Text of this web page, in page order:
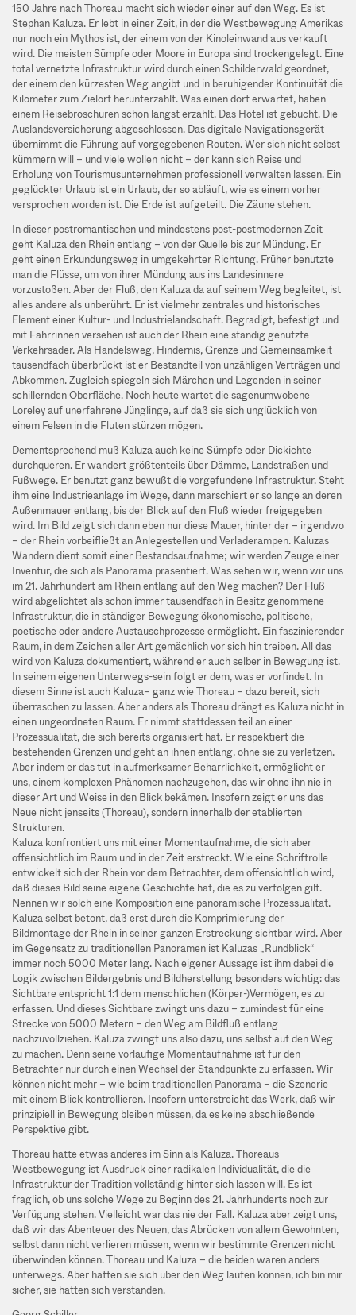
150 Jahre nach Thoreau macht sich wieder einer auf den Weg. Es ist
Stephan Kaluza. Er lebt in einer Zeit, in der die Westbewegung Amerikas
nur noch ein Mythos ist, der einem von der Kinoleinwand aus verkauft
wird. Die meisten Sümpfe oder Moore in Europa sind trockengelegt. Eine
total vernetzte Infrastruktur wird durch einen Schilderwald geordnet,
der einem den kürzesten Weg angibt und in beruhigender Kontinuität die
Kilometer zum Zielort herunterzählt. Was einen dort erwartet, haben
einem Reisebroschüren schon längst erzählt. Das Hotel ist gebucht. Die
Auslandsversicherung abgeschlossen. Das digitale Navigationsgerät
übernimmt die Führung auf vorgegebenen Routen. Wer sich nicht selbst
kümmern will – und viele wollen nicht – der kann sich Reise und
Erholung von Tourismusunternehmen professionell verwalten lassen. Ein
geglückter Urlaub ist ein Urlaub, der so abläuft, wie es einem vorher
versprochen worden ist. Die Erde ist aufgeteilt. Die Zäune stehen.
In dieser postromantischen und mindestens post-postmodernen Zeit
geht Kaluza den Rhein entlang – von der Quelle bis zur Mündung. Er
geht einen Erkundungsweg in umgekehrter Richtung. Früher benutzte
man die Flüsse, um von ihrer Mündung aus ins Landesinnere
vorzustoßen. Aber der Fluß, den Kaluza da auf seinem Weg begleitet, ist
alles andere als unberührt. Er ist vielmehr zentrales und historisches
Element einer Kultur- und Industrielandschaft. Begradigt, befestigt und
mit Fahrrinnen versehen ist auch der Rhein eine ständig genutzte
Verkehrsader. Als Handelsweg, Hindernis, Grenze und Gemeinsamkeit
tausendfach überbrückt ist er Bestandteil von unzähligen Verträgen und
Abkommen. Zugleich spiegeln sich Märchen und Legenden in seiner
schillernden Oberfläche. Noch heute wartet die sagenumwobene
Loreley auf unerfahrene Jünglinge, auf daß sie sich unglücklich von
einem Felsen in die Fluten stürzen mögen.
Dementsprechend muß Kaluza auch keine Sümpfe oder Dickichte
durchqueren. Er wandert größtenteils über Dämme, Landstraßen und
Fußwege. Er benutzt ganz bewußt die vorgefundene Infrastruktur. Steht
ihm eine Industrieanlage im Wege, dann marschiert er so lange an deren
Außenmauer entlang, bis der Blick auf den Fluß wieder freigegeben
wird. Im Bild zeigt sich dann eben nur diese Mauer, hinter der – irgendwo
– der Rhein vorbeifließt an Anlegestellen und Verladerampen. Kaluzas
Wandern dient somit einer Bestandsaufnahme; wir werden Zeuge einer
Inventur, die sich als Panorama präsentiert. Was sehen wir, wenn wir uns
im 21. Jahrhundert am Rhein entlang auf den Weg machen? Der Fluß
wird abgelichtet als schon immer tausendfach in Besitz genommene
Infrastruktur, die in ständiger Bewegung ökonomische, politische,
poetische oder andere Austauschprozesse ermöglicht. Ein faszinierender
Raum, in dem Zeichen aller Art gemächlich vor sich hin treiben. All das
wird von Kaluza dokumentiert, während er auch selber in Bewegung ist.
In seinem eigenen Unterwegs-sein folgt er dem, was er vorfindet. In
diesem Sinne ist auch Kaluza– ganz wie Thoreau – dazu bereit, sich
überraschen zu lassen. Aber anders als Thoreau drängt es Kaluza nicht in
einen ungeordneten Raum. Er nimmt stattdessen teil an einer
Prozessualität, die sich bereits organisiert hat. Er respektiert die
bestehenden Grenzen und geht an ihnen entlang, ohne sie zu verletzen.
Aber indem er das tut in aufmerksamer Beharrlichkeit, ermöglicht er
uns, einem komplexen Phänomen nachzugehen, das wir ohne ihn nie in
dieser Art und Weise in den Blick bekämen. Insofern zeigt er uns das
Neue nicht jenseits (Thoreau), sondern innerhalb der etablierten
Strukturen.
Kaluza konfrontiert uns mit einer Momentaufnahme, die sich aber
offensichtlich im Raum und in der Zeit erstreckt. Wie eine Schriftrolle
entwickelt sich der Rhein vor dem Betrachter, dem offensichtlich wird,
daß dieses Bild seine eigene Geschichte hat, die es zu verfolgen gilt.
Nennen wir solch eine Komposition eine panoramische Prozessualität.
Kaluza selbst betont, daß erst durch die Komprimierung der
Bildmontage der Rhein in seiner ganzen Erstreckung sichtbar wird. Aber
im Gegensatz zu traditionellen Panoramen ist Kaluzas „Rundblick“
immer noch 5000 Meter lang. Nach eigener Aussage ist ihm dabei die
Logik zwischen Bildergebnis und Bildherstellung besonders wichtig: das
Sichtbare entspricht 1:1 dem menschlichen (Körper-)Vermögen, es zu
erfassen. Und dieses Sichtbare zwingt uns dazu – zumindest für eine
Strecke von 5000 Metern – den Weg am Bildfluß entlang
nachzuvollziehen. Kaluza zwingt uns also dazu, uns selbst auf den Weg
zu machen. Denn seine vorläufige Momentaufnahme ist für den
Betrachter nur durch einen Wechsel der Standpunkte zu erfassen. Wir
können nicht mehr – wie beim traditionellen Panorama – die Szenerie
mit einem Blick kontrollieren. Insofern unterstreicht das Werk, daß wir
prinzipiell in Bewegung bleiben müssen, da es keine abschließende
Perspektive gibt.
Thoreau hatte etwas anderes im Sinn als Kaluza. Thoreaus
Westbewegung ist Ausdruck einer radikalen Individualität, die die
Infrastruktur der Tradition vollständig hinter sich lassen will. Es ist
fraglich, ob uns solche Wege zu Beginn des 21. Jahrhunderts noch zur
Verfügung stehen. Vielleicht war das nie der Fall. Kaluza aber zeigt uns,
daß wir das Abenteuer des Neuen, das Abrücken von allem Gewohnten,
selbst dann nicht verlieren müssen, wenn wir bestimmte Grenzen nicht
überwinden können. Thoreau und Kaluza – die beiden waren anders
unterwegs. Aber hätten sie sich über den Weg laufen können, ich bin mir
sicher, sie hätten sich verstanden.